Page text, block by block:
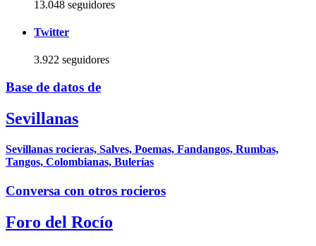
13.048 seguidores
Twitter
3.922 seguidores
Base de datos de
Sevillanas
Sevillanas rocieras, Salves, Poemas, Fandangos, Rumbas,
Tangos, Colombianas, Bulerías
Conversa con otros rocieros
Foro del Rocío